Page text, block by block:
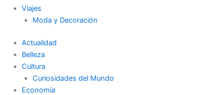
Viajes
Moda y Decoración
Actualidad
Belleza
Cultura
Curiosidades del Mundo
Economía